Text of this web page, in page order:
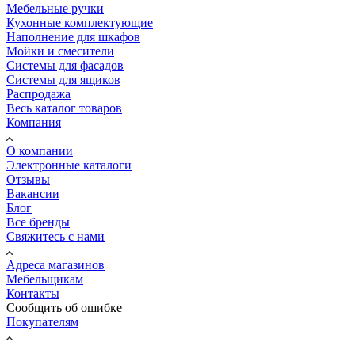
Мебельные ручки
Кухонные комплектующие
Наполнение для шкафов
Мойки и смесители
Системы для фасадов
Системы для ящиков
Распродажа
Весь каталог товаров
Компания
О компании
Электронные каталоги
Отзывы
Вакансии
Блог
Все бренды
Свяжитесь с нами
Адреса магазинов
Мебельщикам
Контакты
Сообщить об ошибке
Покупателям